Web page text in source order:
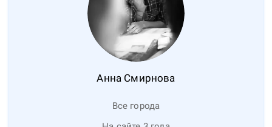
Анна Смирнова
Все города